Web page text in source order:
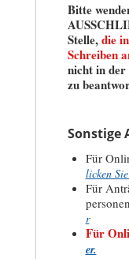
Bitte
Stelle,die
Schreiben
nicht in
zu
Sonstige
Für
licken
Für
r
Für
er.